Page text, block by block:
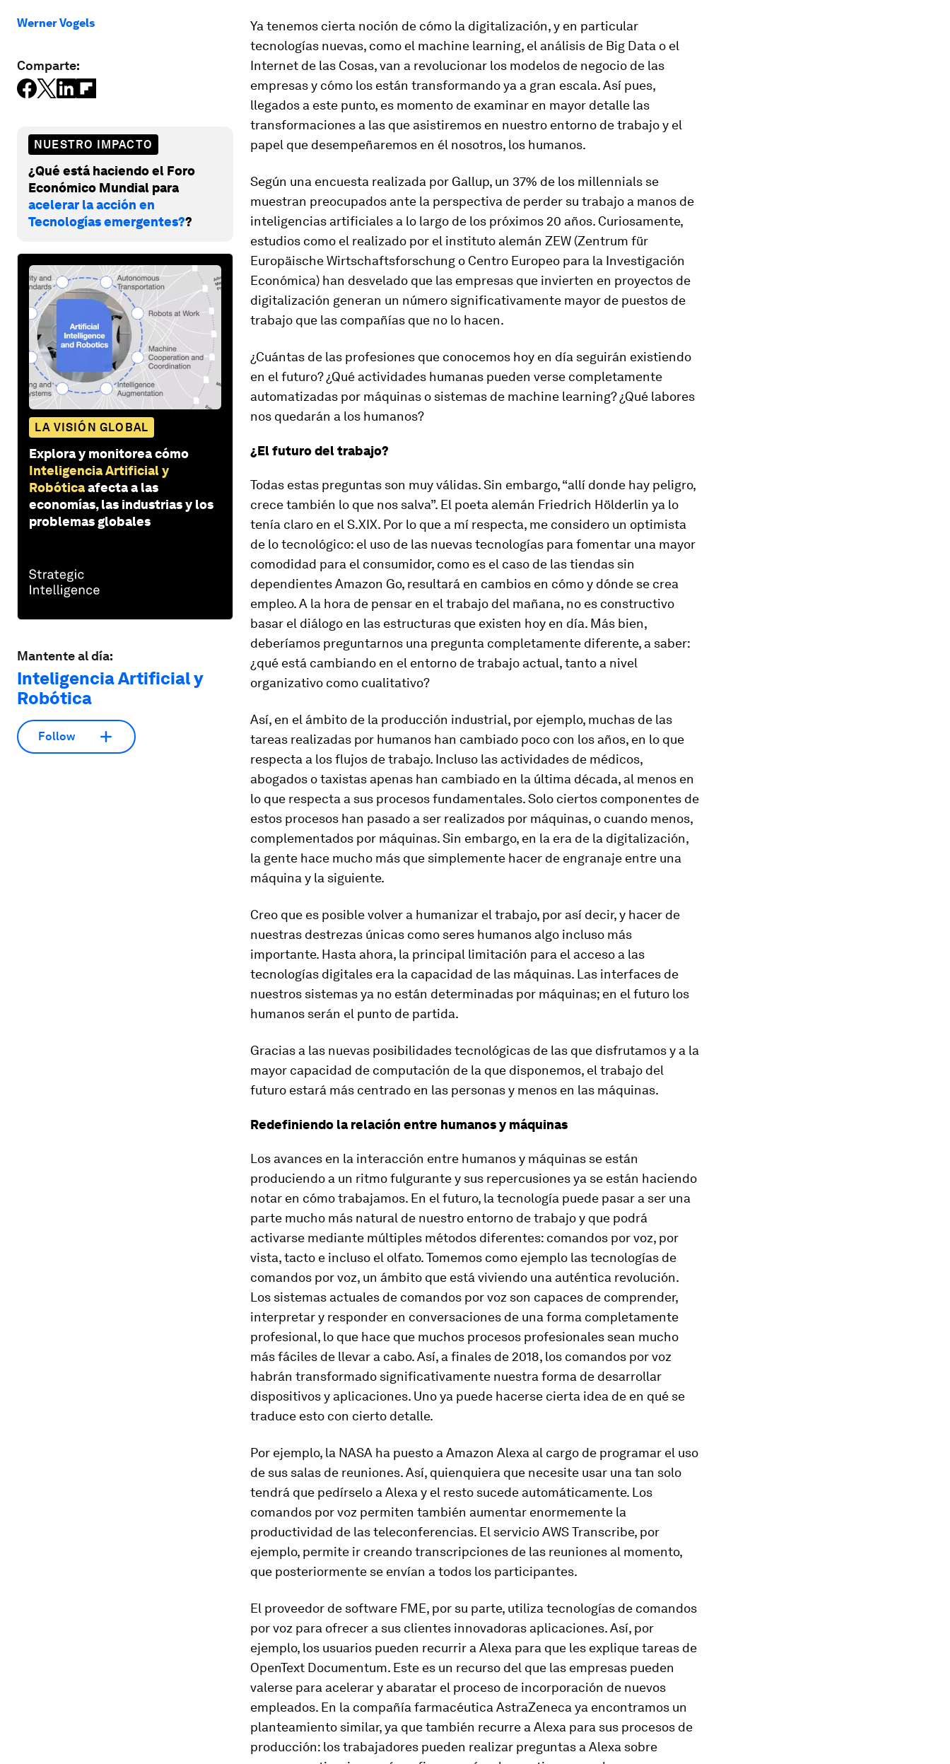
Werner Vogels
Comparte:
NUESTRO IMPACTO
¿Qué está haciendo el Foro
Económico Mundial para
acelerar la acción en
Tecnologías emergentes??
LA VISIÓN GLOBAL
Explora y monitorea cómo
Inteligencia Artificial y
Robóticaafecta a las
economías, las industrias y los
problemas globales
Mantente al día:
Inteligencia Artificial y
Robótica
Follow
Ya tenemos cierta noción de cómo la digitalización, y en particular
tecnologías nuevas, como el machine learning, el análisis de Big Data o el
Internet de las Cosas, van a revolucionar los modelos de negocio de las
empresas y cómo los están transformando ya a gran escala. Así pues,
llegados a este punto, es momento de examinar en mayor detalle las
transformaciones a las que asistiremos en nuestro entorno de trabajo y el
papel que desempeñaremos en él nosotros, los humanos.
Según una encuesta realizada por Gallup, un 37% de los millennials se
muestran preocupados ante la perspectiva de perder su trabajo a manos de
inteligencias artificiales a lo largo de los próximos 20 años. Curiosamente,
estudios como el realizado por el instituto alemán ZEW (Zentrum für
Europäische Wirtschaftsforschung o Centro Europeo para la Investigación
Económica) han desvelado que las empresas que invierten en proyectos de
digitalización generan un número significativamente mayor de puestos de
trabajo que las compañías que no lo hacen.
¿Cuántas de las profesiones que conocemos hoy en día seguirán existiendo
en el futuro? ¿Qué actividades humanas pueden verse completamente
automatizadas por máquinas o sistemas de machine learning? ¿Qué labores
nos quedarán a los humanos?
¿El futuro del trabajo?
Todas estas preguntas son muy válidas. Sin embargo, “allí donde hay peligro,
crece también lo que nos salva”. El poeta alemán Friedrich Hölderlin ya lo
tenía claro en el S.XIX. Por lo que a mí respecta, me considero un optimista
de lo tecnológico: el uso de las nuevas tecnologías para fomentar una mayor
comodidad para el consumidor, como es el caso de las tiendas sin
dependientes Amazon Go, resultará en cambios en cómo y dónde se crea
empleo. A la hora de pensar en el trabajo del mañana, no es constructivo
basar el diálogo en las estructuras que existen hoy en día. Más bien,
deberíamos preguntarnos una pregunta completamente diferente, a saber:
¿qué está cambiando en el entorno de trabajo actual, tanto a nivel
organizativo como cualitativo?
Así, en el ámbito de la producción industrial, por ejemplo, muchas de las
tareas realizadas por humanos han cambiado poco con los años, en lo que
respecta a los flujos de trabajo. Incluso las actividades de médicos,
abogados o taxistas apenas han cambiado en la última década, al menos en
lo que respecta a sus procesos fundamentales. Solo ciertos componentes de
estos procesos han pasado a ser realizados por máquinas, o cuando menos,
complementados por máquinas. Sin embargo, en la era de la digitalización,
la gente hace mucho más que simplemente hacer de engranaje entre una
máquina y la siguiente.
Creo que es posible volver a humanizar el trabajo, por así decir, y hacer de
nuestras destrezas únicas como seres humanos algo incluso más
importante. Hasta ahora, la principal limitación para el acceso a las
tecnologías digitales era la capacidad de las máquinas. Las interfaces de
nuestros sistemas ya no están determinadas por máquinas; en el futuro los
humanos serán el punto de partida.
Gracias a las nuevas posibilidades tecnológicas de las que disfrutamos y a la
mayor capacidad de computación de la que disponemos, el trabajo del
futuro estará más centrado en las personas y menos en las máquinas.
Redefiniendo la relación entre humanos y máquinas
Los avances en la interacción entre humanos y máquinas se están
produciendo a un ritmo fulgurante y sus repercusiones ya se están haciendo
notar en cómo trabajamos. En el futuro, la tecnología puede pasar a ser una
parte mucho más natural de nuestro entorno de trabajo y que podrá
activarse mediante múltiples métodos diferentes: comandos por voz, por
vista, tacto e incluso el olfato. Tomemos como ejemplo las tecnologías de
comandos por voz, un ámbito que está viviendo una auténtica revolución.
Los sistemas actuales de comandos por voz son capaces de comprender,
interpretar y responder en conversaciones de una forma completamente
profesional, lo que hace que muchos procesos profesionales sean mucho
más fáciles de llevar a cabo. Así, a finales de 2018, los comandos por voz
habrán transformado significativamente nuestra forma de desarrollar
dispositivos y aplicaciones. Uno ya puede hacerse cierta idea de en qué se
traduce esto con cierto detalle.
Por ejemplo, la NASA ha puesto a Amazon Alexa al cargo de programar el uso
de sus salas de reuniones. Así, quienquiera que necesite usar una tan solo
tendrá que pedírselo a Alexa y el resto sucede automáticamente. Los
comandos por voz permiten también aumentar enormemente la
productividad de las teleconferencias. El servicio AWS Transcribe, por
ejemplo, permite ir creando transcripciones de las reuniones al momento,
que posteriormente se envían a todos los participantes.
El proveedor de software FME, por su parte, utiliza tecnologías de comandos
por voz para ofrecer a sus clientes innovadoras aplicaciones. Así, por
ejemplo, los usuarios pueden recurrir a Alexa para que les explique tareas de
OpenText Documentum. Este es un recurso del que las empresas pueden
valerse para acelerar y abaratar el proceso de incorporación de nuevos
empleados. En la compañía farmacéutica AstraZeneca ya encontramos un
planteamiento similar, ya que también recurre a Alexa para sus procesos de
producción: los trabajadores pueden realizar preguntas a Alexa sobre